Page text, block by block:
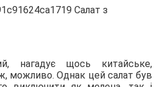
нагадує щось китайське,
можливо. Однак цей салат був